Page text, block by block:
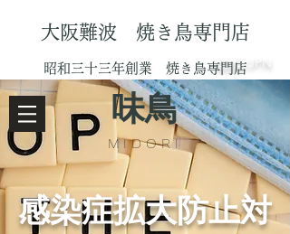
大阪難波 焼き鳥専門店
昭和三十三年創業 焼き鳥専門店
味鳥
MIDORI
ENG/JPN
感染症拡大防止対